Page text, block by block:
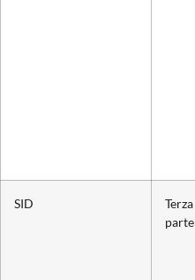
SID
Terza
parte